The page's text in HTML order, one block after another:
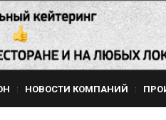
НОВОСТИ КОМПАНИЙ